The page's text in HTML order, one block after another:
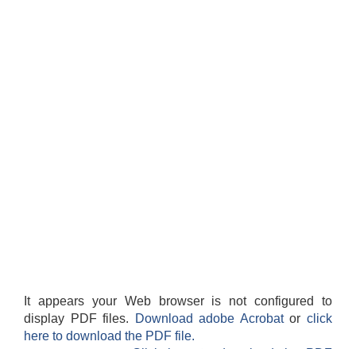
It appears your Web browser is not configured to
display PDF files.
Download adobe Acrobatorclick
here to download the PDF file.